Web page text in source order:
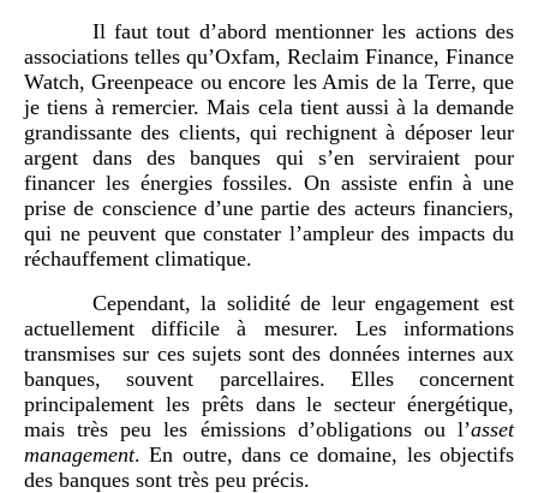
Il faut tout d’abord mentionner les actions des
associations telles qu’Oxfam, Reclaim Finance, Finance
Watch, Greenpeace ou encore les Amis de la Terre, que
je tiens à remercier. Mais cela tient aussi à la demande
grandissante des clients, qui rechignent à déposer leur
argent dans des banques qui s’en serviraient pour
financer les énergies fossiles. On assiste enfin à une
prise de conscience d’une partie des acteurs financiers,
qui ne peuvent que constater l’ampleur des impacts du
réchauffement climatique.
Cependant, la solidité de leur engagement est
actuellement difficile à mesurer. Les informations
transmises sur ces sujets sont des données internes aux
banques, souvent parcellaires. Elles concernent
principalement les prêts dans le secteur énergétique,
mais très peu les émissions d’obligations ou l’asset
management. En outre, dans ce domaine, les objectifs
des banques sont très peu précis.